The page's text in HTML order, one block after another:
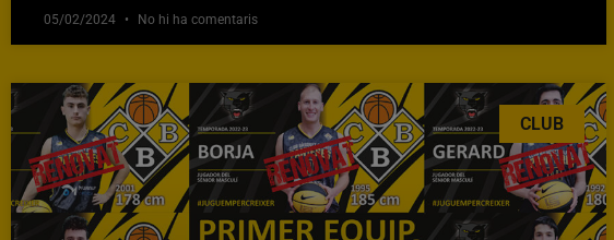
05/02/2024 No hi ha comentaris
CLUB